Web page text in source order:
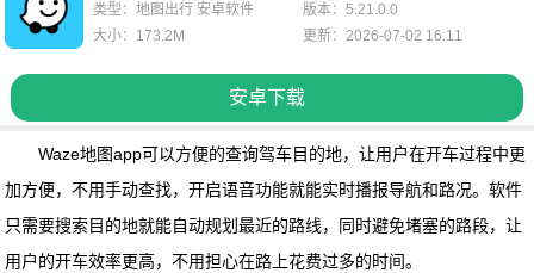
安卓下载
类型：地图出行 安卓软件
版本：5.21.0.0
大小：173.2M
更新：2026-07-02 16:11
Waze地图app可以方便的查询驾车目的地，让用户在开车过程中更
加方便，不用手动查找，开启语音功能就能实时播报导航和路况。软件
只需要搜索目的地就能自动规划最近的路线，同时避免堵塞的路段，让
用户的开车效率更高，不用担心在路上花费过多的时间。